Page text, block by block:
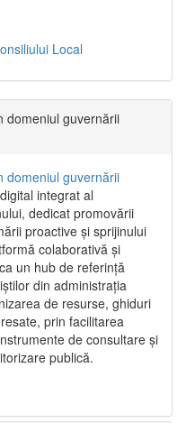
Local
domeniul guvernării
domeniul guvernării
integrat al
dedicat promovării
proactive și sprijinului
colaborativă și
un hub de referință
din administrația
de resurse, ghiduri
prin facilitarea
de consultare și
publică.